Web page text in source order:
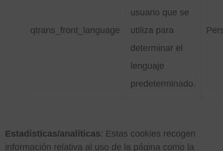
qtrans_front_language
usuario que se
utiliza para
determinar el
lenguaje
predeterminado.
Estadísticas/analíticas: Estas cookies recogen
información relativa al uso de la página como la